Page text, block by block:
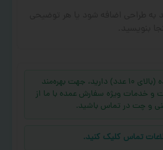
اگر سفارش عمده (بالای ۱۰ عدد) دارید، جهت بهره‌مند
و خدمات ویژه سفارش عمده با ما از
و چت در تماس باشید.
تماس کلیک کنید.